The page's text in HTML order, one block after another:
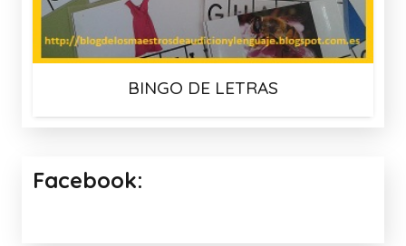
BINGO DE LETRAS
Facebook: